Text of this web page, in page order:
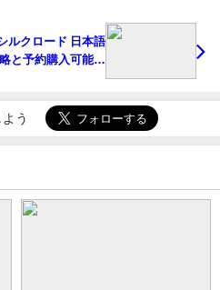
ルクロード 日本語
と予約購入可能な
う